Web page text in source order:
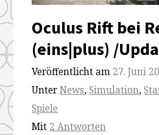
Oculus Rift bei
(eins|plus) /
Veröffentlicht am 27. Juni
UnterNews,Simulation,
Spiele
Mit 2 Antworten